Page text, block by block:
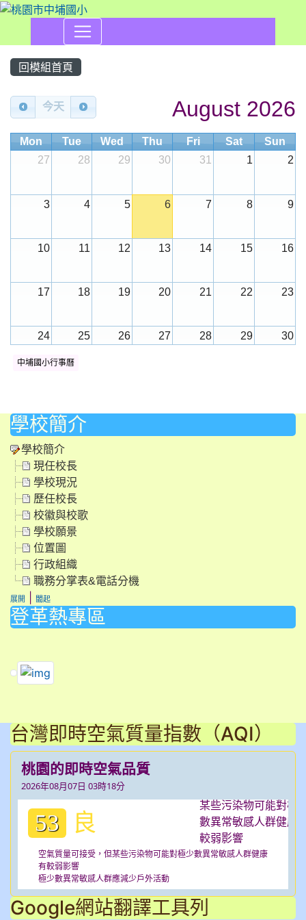
回模組首頁
Calendar
今天 August 2026
Mon Tue Wed Thu Fri Sat
Sun
27
28 29 30 31 1 2
3 4 5 6 7 8 9
10 11 12 13 14 15 16
17 18 19 20 21 22 23
24 25 26 27 28 29 30
中埔國小行事曆
學校簡介
學校簡介
現任校長
學校現況
歷任校長
校徽與校歌
學校願景
位置圖
行政組織
職務分掌表&電話分機
展開 闔起
登革熱專區
link to https://dengue.tn.edu.tw/Decree.html \
台灣即時空氣質量指數（AQI）
桃園的即時空氣品質
2026年08月07日 03時18分
53 良
空氣質量可接受，但某些污染物可能對極少數異常敏感人群健康
有較弱影響
極少數異常敏感人群應減少戶外活動
Google網站翻譯工具列